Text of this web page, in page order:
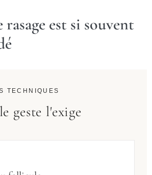
est si souvent
TECHNIQUES
geste l'exige